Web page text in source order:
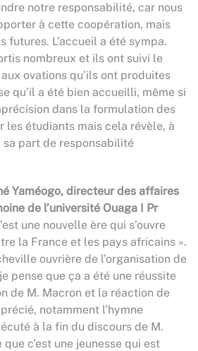
notre responsabilité, car nous
à cette coopération, mais
futures. L’accueil a été sympa.
nombreux et ils ont suivi le
ovations qu’ils ont produites
qu’il a été bien accueilli, même si
dans la formulation des
les étudiants mais cela révèle, à
sa part de responsabilité
Yaméogo, directeur des affaires
de l’université Ouaga I Pr
une nouvelle ère qui s’ouvre
la France et les pays africains ».
ouvrière de l’organisation de
pense que ça a été une réussite
de M. Macron et la réaction de
notamment l’hymne
à la fin du discours de M.
c’est une jeunesse qui est